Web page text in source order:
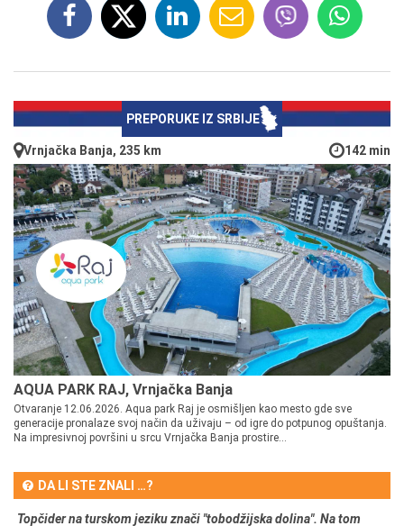
PREPORUKE IZ SRBIJE
Vrnjačka Banja, 235 km 142 min
AQUA PARK RAJ, Vrnjačka Banja
Otvaranje 12.06.2026. Aqua park Raj je osmišljen kao mesto gde sve
generacije pronalaze svoj način da uživaju – od igre do potpunog opuštanja.
Na impresivnoj površini u srcu Vrnjačka Banja prostire...
DA LI STE ZNALI …?
Topčider na turskom jeziku znači "tobodžijska dolina". Na tom